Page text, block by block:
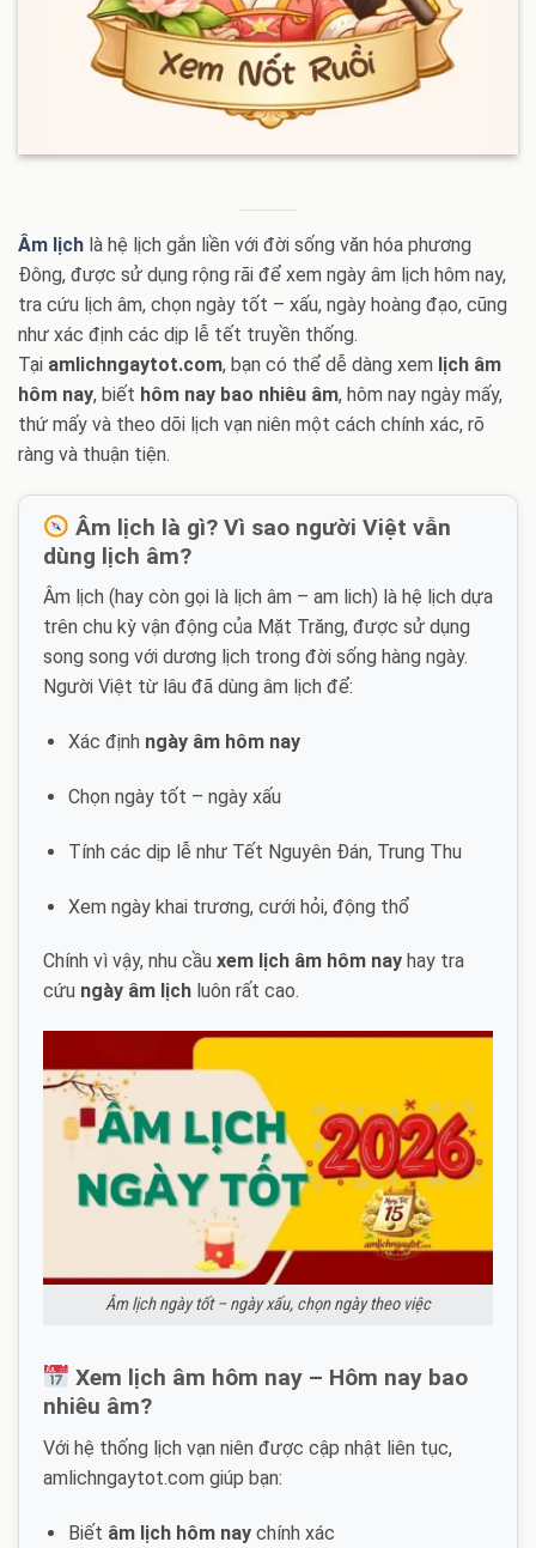
Âm lịch là hệ lịch gắn liền với đời sống văn hóa phương
Đông, được sử dụng rộng rãi để xem ngày âm lịch hôm nay,
tra cứu lịch âm, chọn ngày tốt – xấu, ngày hoàng đạo, cũng
như xác định các dịp lễ tết truyền thống.
Tại amlichngaytot.com, bạn có thể dễ dàng xem lịch âm
hôm nay, biết hôm nay bao nhiêu âm, hôm nay ngày mấy,
thứ mấy và theo dõi lịch vạn niên một cách chính xác, rõ
ràng và thuận tiện.
Âm lịch là gì? Vì sao người Việt vẫn
dùng lịch âm?
Âm lịch (hay còn gọi là lịch âm – am lich) là hệ lịch dựa
trên chu kỳ vận động của Mặt Trăng, được sử dụng
song song với dương lịch trong đời sống hàng ngày.
Người Việt từ lâu đã dùng âm lịch để:
Xác định ngày âm hôm nay
Chọn ngày tốt – ngày xấu
Tính các dịp lễ như Tết Nguyên Đán, Trung Thu
Xem ngày khai trương, cưới hỏi, động thổ
Chính vì vậy, nhu cầu xem lịch âm hôm nay hay tra
cứu ngày âm lịch luôn rất cao.
Âm lịch ngày tốt – ngày xấu, chọn ngày theo việc
Xem lịch âm hôm nay – Hôm nay bao
nhiêu âm?
Với hệ thống lịch vạn niên được cập nhật liên tục,
amlichngaytot.com giúp bạn:
Biết âm lịch hôm naychính xác